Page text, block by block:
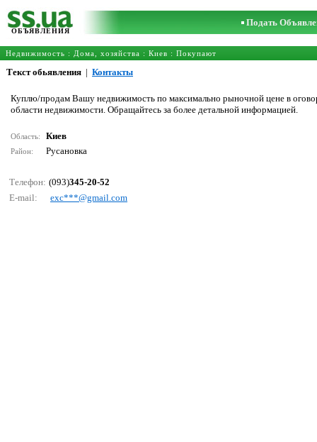
ОБЪЯВЛЕНИЯ
Подать
Недвижимость : Дома, хозяйства : Киев : Покупают
Текст обьявления | Контакты
Куплю/продам Вашу недвижимость по максимально рыночной цене в
области недвижимости. Обращайтесь за более детальной информацией.
Область: Киев
Район: Русановка
Телефон: (093)345-20-52
E-mail:
ехс***@gmаil.соm